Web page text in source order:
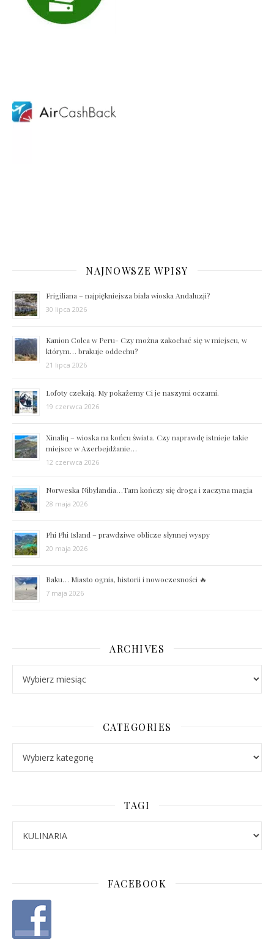
NAJNOWSZE WPISY
Frigiliana – najpiękniejsza biała wioska Andaluzji?
30 lipca 2026
Kanion Colca w Peru- Czy można zakochać się w miejscu, w
którym… brakuje oddechu?
21 lipca 2026
Lofoty czekają. My pokażemy Ci je naszymi oczami.
19 czerwca 2026
Xinaliq – wioska na końcu świata. Czy naprawdę istnieje takie
miejsce w Azerbejdżanie…
12 czerwca 2026
Norweska Nibylandia…Tam kończy się droga i zaczyna magia
28 maja 2026
Phi Phi Island – prawdziwe oblicze słynnej wyspy
20 maja 2026
Baku… Miasto ognia, historii i nowoczesności 🔥
7 maja 2026
ARCHIVES
CATEGORIES
TAGI
FACEBOOK